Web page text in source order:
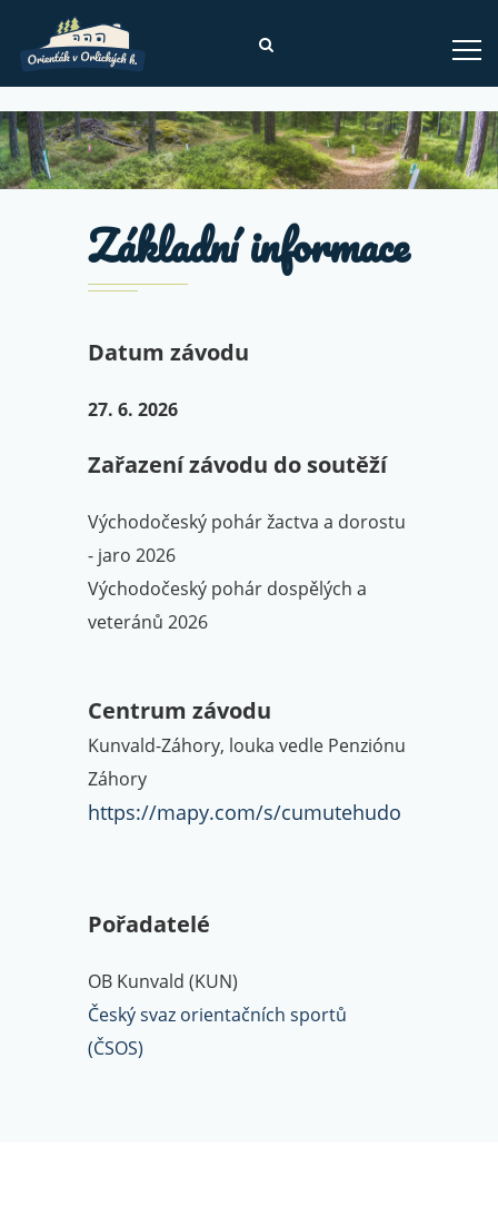
Základní informace
Datum závodu
27. 6. 2026
Zařazení závodu do soutěží
Východočeský pohár žactva a dorostu
- jaro 2026
Východočeský pohár dospělých a
veteránů 2026
Centrum závodu
Kunvald-Záhory, louka vedle Penziónu
Záhory
https://mapy.com/s/cumutehudo
Pořadatelé
OB Kunvald (KUN)
Český svaz orientačních sportů
(ČSOS)